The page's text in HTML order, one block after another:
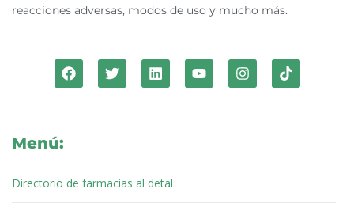
reacciones adversas, modos de uso y mucho más.
F
a
c
T
w
i
L
i
n
Y
o
u
I
n
s
T
i
k
Menú:
Directorio de farmacias al detal